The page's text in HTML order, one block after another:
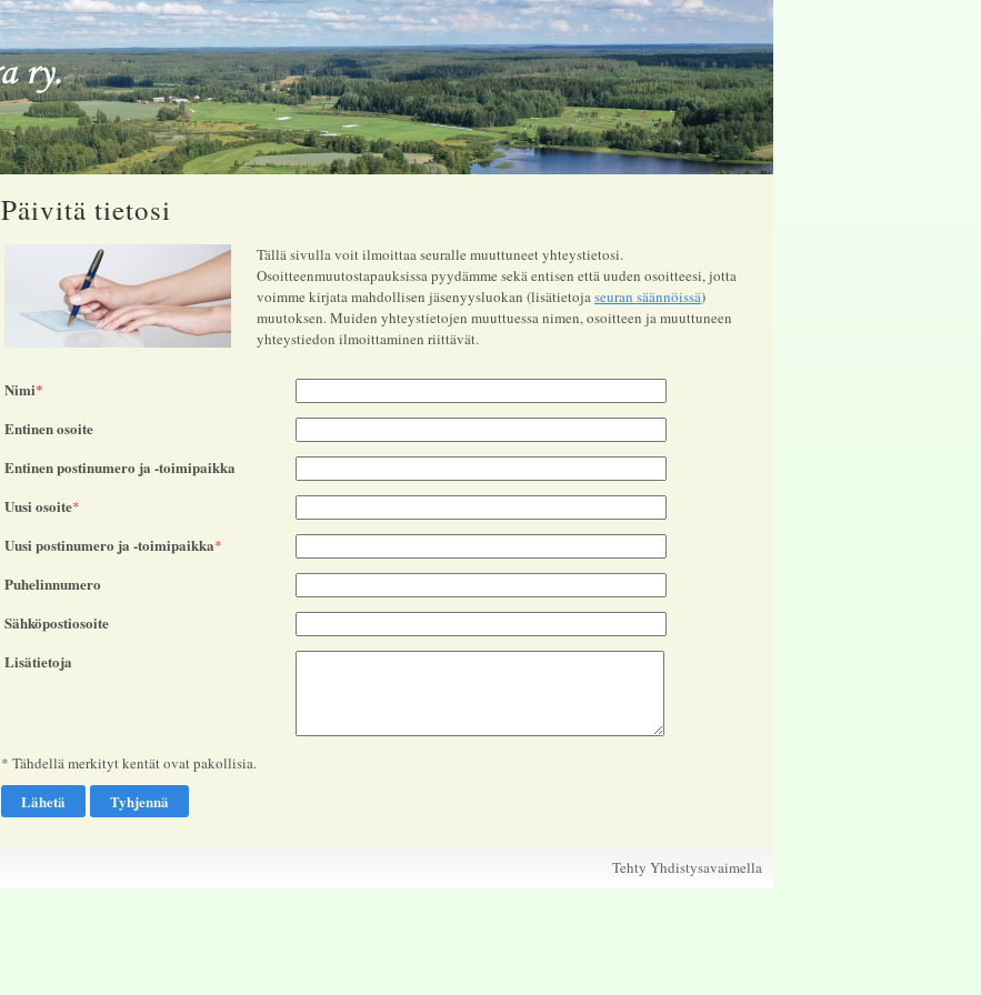
Päivitä tietosi
Tällä sivulla voit ilmoittaa seuralle muuttuneet yhteystietosi.
Osoitteenmuutostapauksissa pyydämme sekä entisen että uuden osoitteesi, jotta
voimme kirjata mahdollisen jäsenyysluokan (lisätietojaseuran säännöissä)
muutoksen. Muiden yhteystietojen muuttuessa nimen, osoitteen ja muuttuneen
yhteystiedon ilmoittaminen riittävät.
Nimi*
Entinen osoite
Entinen postinumero ja -toimipaikka
Uusi osoite*
Uusi postinumero ja -toimipaikka*
Puhelinnumero
Sähköpostiosoite
Lisätietoja
* Tähdellä merkityt kentät ovat pakollisia.
Tehty Yhdistysavaimella